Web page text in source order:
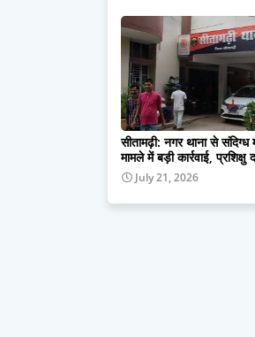
सीतामढ़ी: नगर थाना से संदिग्ध
मामले में बड़ी कार्रवाई, प्रशिक्षु
July 21, 2026